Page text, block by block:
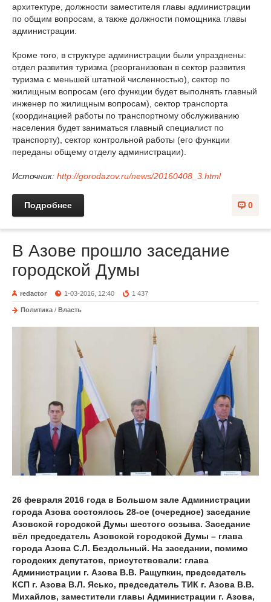
архитектуре, должности заместителя главы администрации
по общим вопросам, а также должности помощника главы
администрации.
Кроме того, в структуре администрации были упразднены:
отдел развития туризма (реорганизован в сектор развития
туризма с меньшей штатной численностью), сектор по
жилищным вопросам (его функции будет выполнять главный
инженер по жилищным вопросам), сектор транспорта
(координацией работы по транспортному обслуживанию
населения будет заниматься главный специалист по
транспорту), сектор контрольной работы (его функции
переданы общему отделу администрации).
Источник: http://gorodazov.ru/news/20160408_3.html
0
Подробнее
В Азове прошло заседание
городской Думы
redactor 1-03-2016, 12:40 1 437
Политика / Власть
26 февраля 2016 года в Большом зале Администрации
города Азова состоялось 28-ое (очередное) заседание
Азовской городской Думы шестого созыва. Заседание
вёл председатель Азовской городской Думы – глава
города Азова С.Л. Бездольный. На заседании, помимо
городских депутатов, присутствовали: глава
Администрации г. Азова В.В. Ращупкин, председатель
КСП г. Азова В.Л. Ясько, председатель ТИК г. Азова В.В.
Михайлов, заместители главы Администрации г. Азова,